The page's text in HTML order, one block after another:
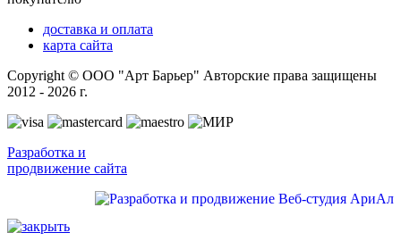
доставка и оплата
карта сайта
Copyright © ООО "Арт Барьер" Авторские права защищены
2012 - 2026 г.
Разработка и
продвижение сайта